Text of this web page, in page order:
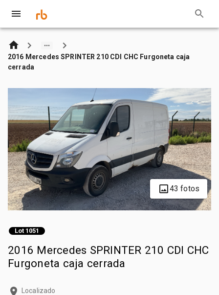
2016 Mercedes SPRINTER 210 CDI CHC Furgoneta caja
cerrada
43 fotos
Lot 1051
2016 Mercedes SPRINTER 210 CDI CHC
Furgoneta caja cerrada
Localizado